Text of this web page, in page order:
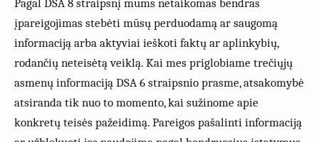
Pagal DSA 8 straipsnį mums netaikomas bendras
įpareigojimas stebėti mūsų perduodamą ar saugomą
informaciją arba aktyviai ieškoti faktų ar aplinkybių,
rodančių neteisėtą veiklą. Kai mes priglobiame trečiųjų
asmenų informaciją DSA 6 straipsnio prasme, atsakomybė
atsiranda tik nuo to momento, kai sužinome apie
konkretų teisės pažeidimą. Pareigos pašalinti informaciją